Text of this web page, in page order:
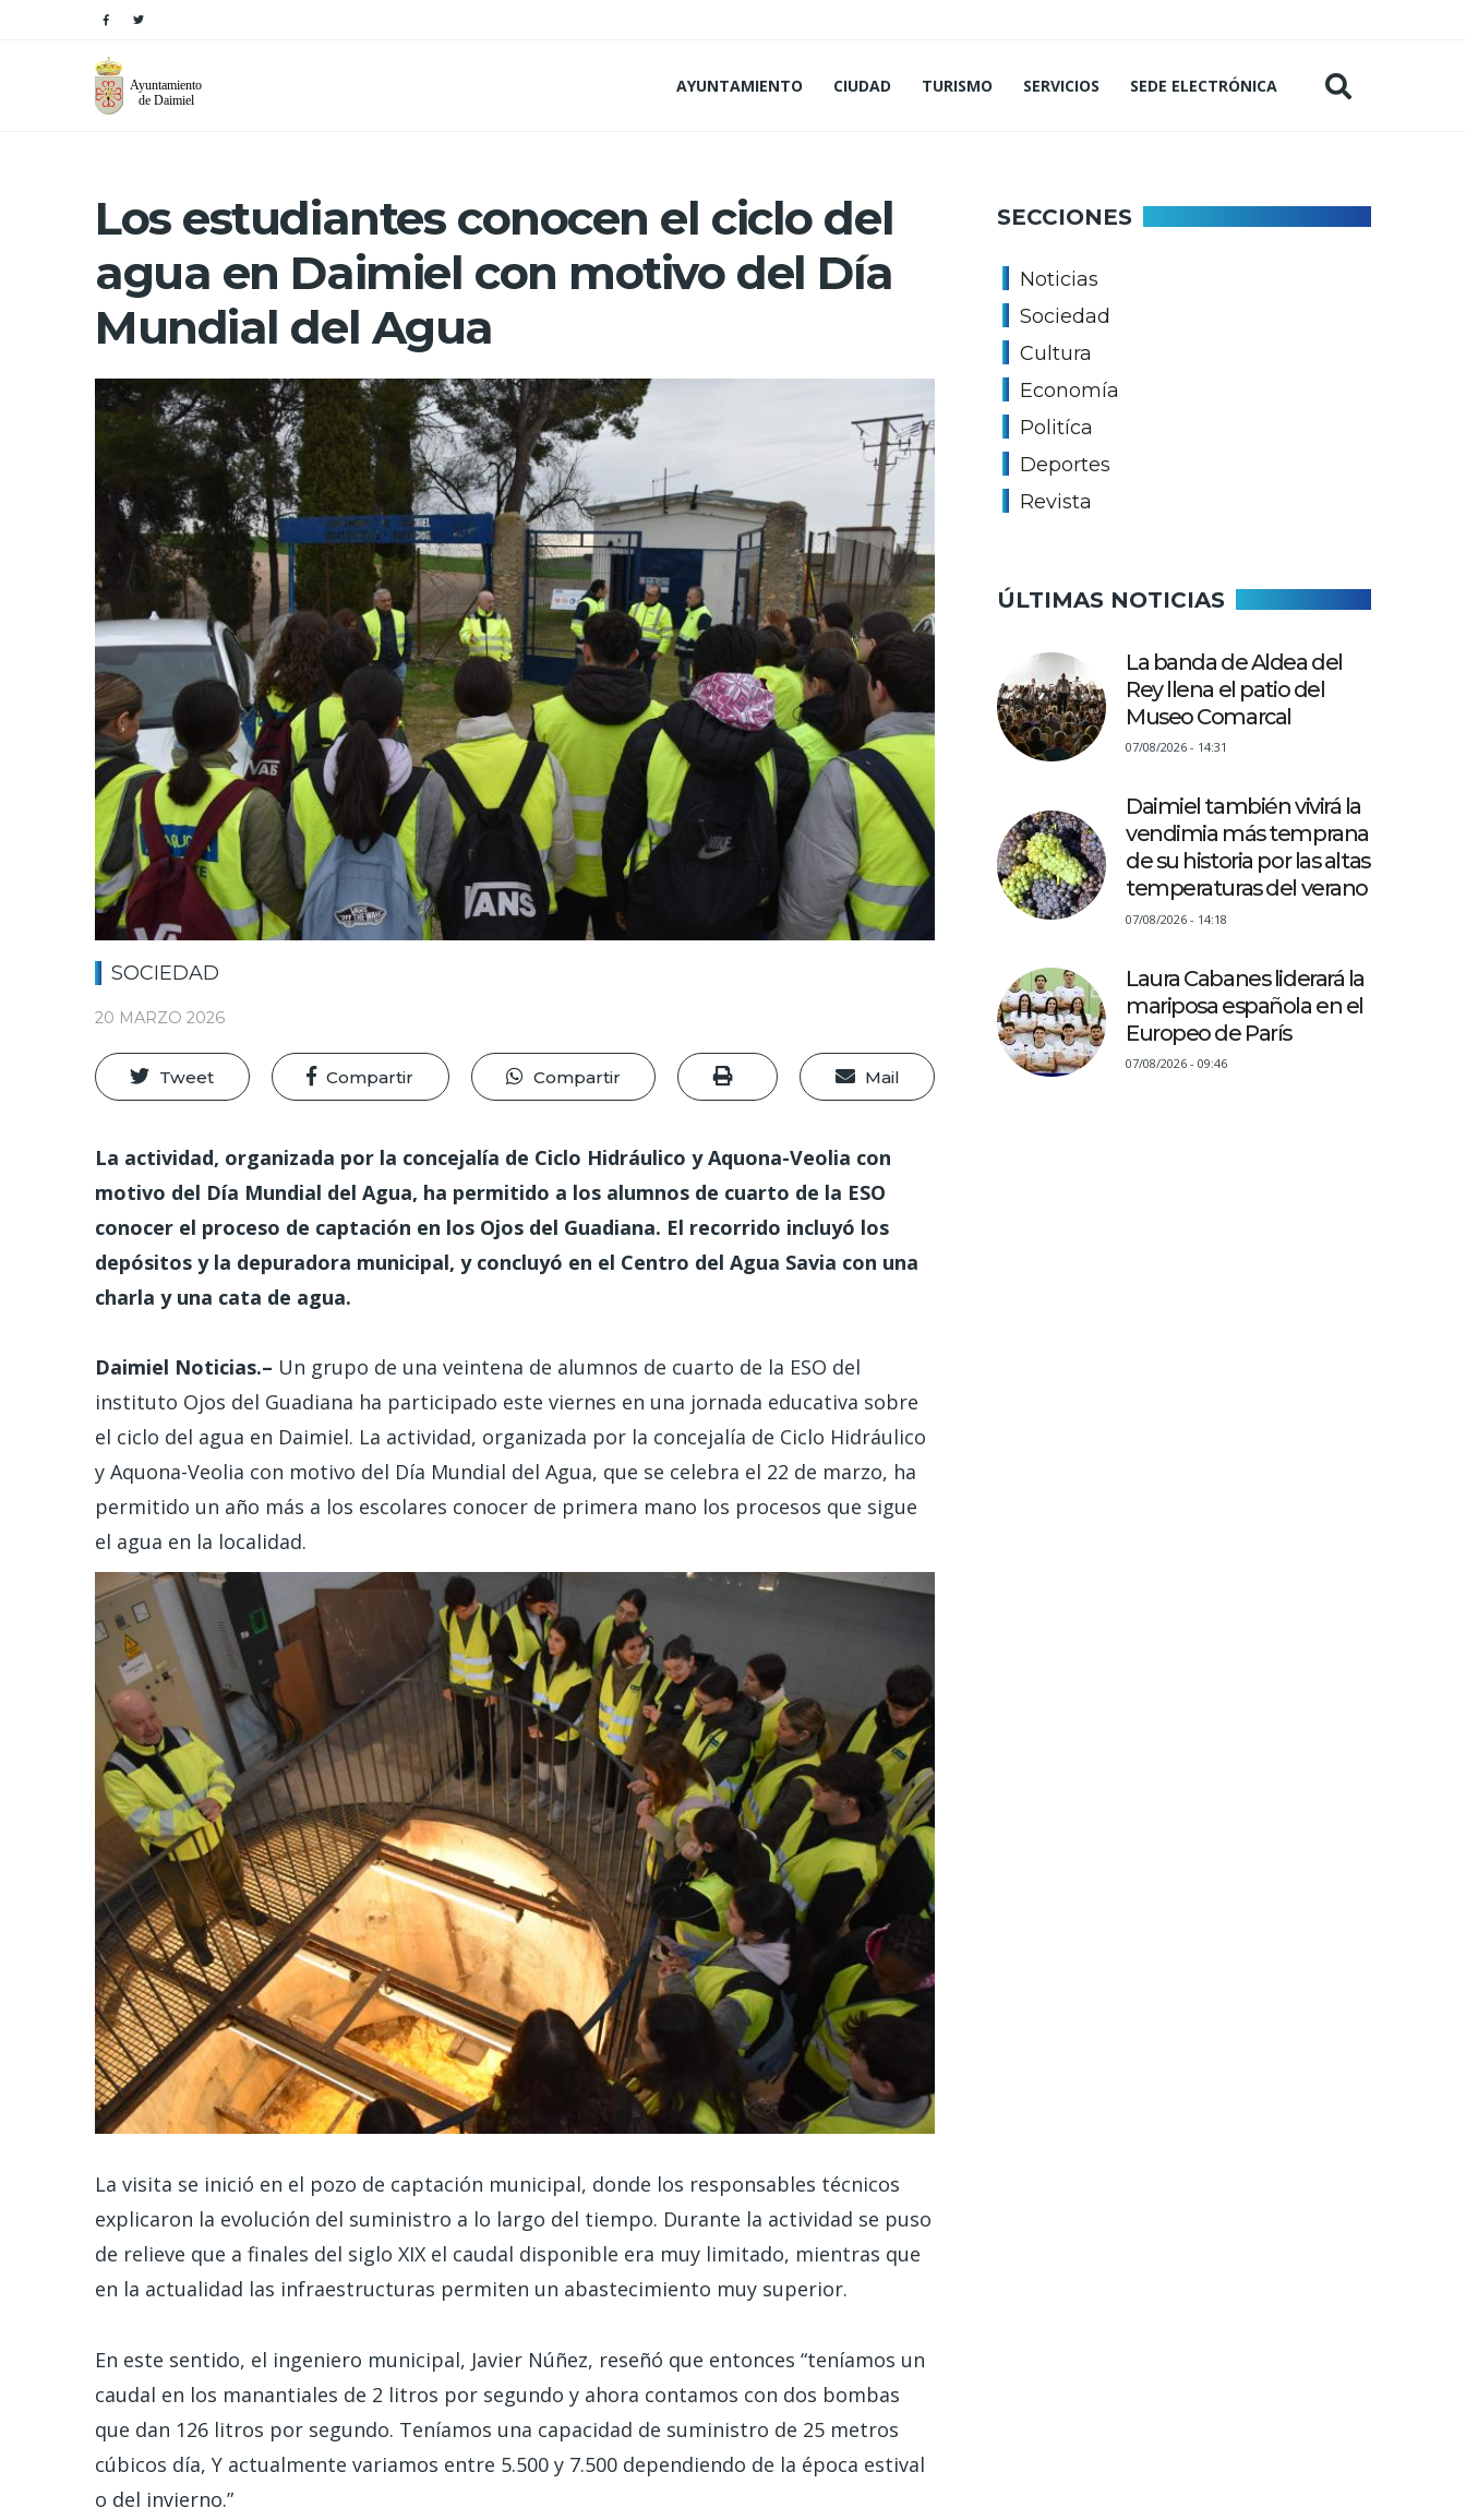
AYUNTAMIENTO CIUDAD TURISMO SERVICIOS SEDE ELECTRÓNICA
Los estudiantes conocen el ciclo del
agua en Daimiel con motivo del Día
Mundial del Agua
SOCIEDAD
20 MARZO 2026
Tweet Compartir Compartir Mail
La actividad, organizada por la concejalía de Ciclo Hidráulico y Aquona-Veolia con
motivo del Día Mundial del Agua, ha permitido a los alumnos de cuarto de la ESO
conocer el proceso de captación en los Ojos del Guadiana. El recorrido incluyó los
depósitos y la depuradora municipal, y concluyó en el Centro del Agua Savia con una
charla y una cata de agua.
Daimiel Noticias.– Un grupo de una veintena de alumnos de cuarto de la ESO del
instituto Ojos del Guadiana ha participado este viernes en una jornada educativa sobre
el ciclo del agua en Daimiel. La actividad, organizada por la concejalía de Ciclo Hidráulico
y Aquona-Veolia con motivo del Día Mundial del Agua, que se celebra el 22 de marzo, ha
permitido un año más a los escolares conocer de primera mano los procesos que sigue
el agua en la localidad.
La visita se inició en el pozo de captación municipal, donde los responsables técnicos
explicaron la evolución del suministro a lo largo del tiempo. Durante la actividad se puso
de relieve que a finales del siglo XIX el caudal disponible era muy limitado, mientras que
en la actualidad las infraestructuras permiten un abastecimiento muy superior.
En este sentido, el ingeniero municipal, Javier Núñez, reseñó que entonces “teníamos un
caudal en los manantiales de 2 litros por segundo y ahora contamos con dos bombas
que dan 126 litros por segundo. Teníamos una capacidad de suministro de 25 metros
cúbicos día, Y actualmente variamos entre 5.500 y 7.500 dependiendo de la época estival
o del invierno.”
SECCIONES
Noticias
Sociedad
Cultura
Economía
Politíca
Deportes
Revista
ÚLTIMAS NOTICIAS
La banda de Aldea del
Rey llena el patio del
Museo Comarcal
07/08/2026 - 14:31
Daimiel también vivirá la
vendimia más temprana
de su historia por las altas
temperaturas del verano
07/08/2026 - 14:18
Laura Cabanes liderará la
mariposa española en el
Europeo de París
07/08/2026 - 09:46